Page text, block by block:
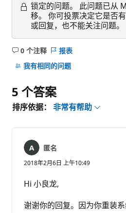
锁定的问题。
此问题已从
移。 你可投票决定它是否
或回复，也不能关注问题。
0 个注释
无
注
报表
我有相同的问题
5 个答案
排序依据： 非常有帮助
匿名
2018年2月6日 上午10:49
Hi 小良龙,
谢谢你的回复。因为你重装